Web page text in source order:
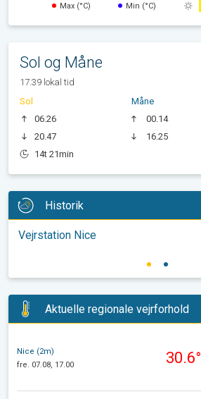
Max (°C) Min (°C)
Sol og Måne
17.39 lokal tid
Sol
06.26
20.47
14t 21min
Måne
00.14
16.25
Historik
Vejrstation Nice
Aktuelle regionale vejrforhold
Nice (2m)
fre. 07.08, 17.00
30.6°